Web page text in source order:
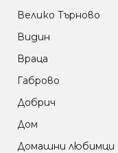
Велико Търново
Видин
Враца
Габрово
Добрич
Дом
Домашни любимци